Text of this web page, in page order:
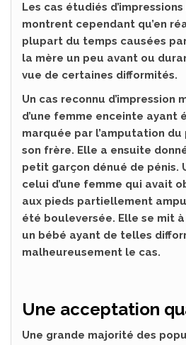
Les cas étudiés
montrent cependant qu’en
plupart du temps causées
la mère un peu avant ou
vue de certaines difformités.
Un cas reconnu
d’une femme enceinte
marquée par l’amputation du
son frère. Elle a ensuite
petit garçon dénué de pénis.
celui d’une femme qui avait
aux pieds partiellement
été bouleversée. Elle se mit à
un bébé ayant de telles
malheureusement le cas.
Une acceptation
Une grande majorité des